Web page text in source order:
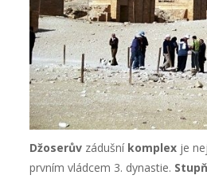
Džoserůvzádušní komplexje
prvním vládcem 3. dynastie.